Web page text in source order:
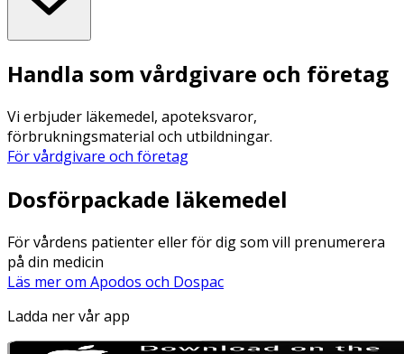
Handla som vårdgivare och företag
Vi erbjuder läkemedel, apoteksvaror,
förbrukningsmaterial och utbildningar.
För vårdgivare och företag
Dosförpackade läkemedel
För vårdens patienter eller för dig som vill prenumerera
på din medicin
Läs mer om Apodos och Dospac
Ladda ner vår app